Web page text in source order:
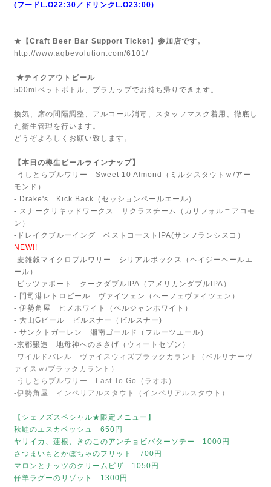
(フードL.O22:30／ドリンクL.O23:00)
★【Craft Beer Bar Support Ticket】参加店です。
http://www.aqbevolution.com/6101/
★テイクアウトビール
500mlペットボトル、プラカップでお持ち帰りできます。
換気、席の間隔調整、アルコール消毒、スタッフマスク着用、徹底し
た衛生管理を行います。
どうぞよろしくお願い致します。
【本日の樽生ビールラインナップ】
-うしとらブルワリー Sweet 10 Almond（ミルクスタウトｗ/アー
モンド）
- Drake's Kick Back（セッションペールエール）
- スナークリキッドワークス サクラスチーム（カリフォルニアコモ
ン）
-ドレイクブルーイング ベストコーストIPA(サンフランシスコ）
NEW!!
-麦雑穀マイクロブルワリー シリアルボックス（ヘイジーペールエ
ール）
-ピッツァポート クークダブルIPA（アメリカンダブルIPA）
- 門司港レトロビール ヴァイツェン（ヘーフェヴァイツェン）
- 伊勢角屋 ヒメホワイト（ベルジャンホワイト）
- 大山Gビール ピルスナー（ピルスナー)
- サンクトガーレン 湘南ゴールド（フルーツエール）
-京都醸造 地母神へのささげ（ウィートセゾン）
-ワイルドバレル ヴァイスウィズブラックカラント（ベルリナーヴ
ァイスｗ/ブラックカラント）
-うしとらブルワリー Last To Go（ラオホ）
-伊勢角屋 インペリアルスタウト（インペリアルスタウト）
【シェフズスペシャル★限定メニュー】
秋鮭のエスカベッシュ 650円
ヤリイカ、蓮根、きのこのアンチョビバターソテー 1000円
さつまいもとかぼちゃのフリット 700円
マロンとナッツのクリームピザ 1050円
仔羊ラグーのリゾット 1300円